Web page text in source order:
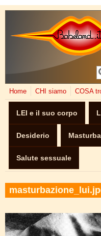
Salta al contenuto principale
Home CHI siamo COSA
LEI e il suo corpo
Desiderio
Salute sessuale